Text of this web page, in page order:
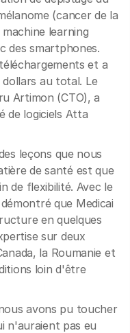
(cancer de la
learning
des smartphones.
et a
au total. Le
Artimon (CTO), a
de logiciels Atta
leçons que nous
de santé est que
de flexibilité. Avec le
que Medicai
en quelques
sur deux
la Roumanie et
loin d'être
avons pu toucher
n'auraient pas eu